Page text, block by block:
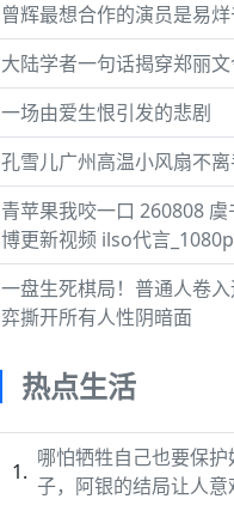
曾辉最想合作的演员是易
大陆学者一句话揭穿郑丽
一场由爱生恨引发的悲剧
孔雪儿广州高温小风扇不
青苹果我咬一口 260808
博更新视频 ilso代言_1080p
一盘生死棋局！普通人卷
弈撕开所有人性阴暗面
热点生活
哪怕牺牲自己也要保
子，阿银的结局让人意